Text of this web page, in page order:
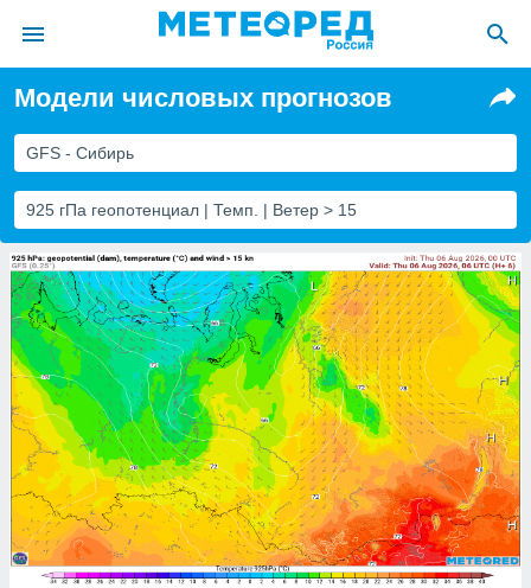
о
Вы можете
к этому
доступ
Модели числовых прогнозов
GFS - Сибирь
925 гПа геопотенциал | Темп. | Ветер > 15